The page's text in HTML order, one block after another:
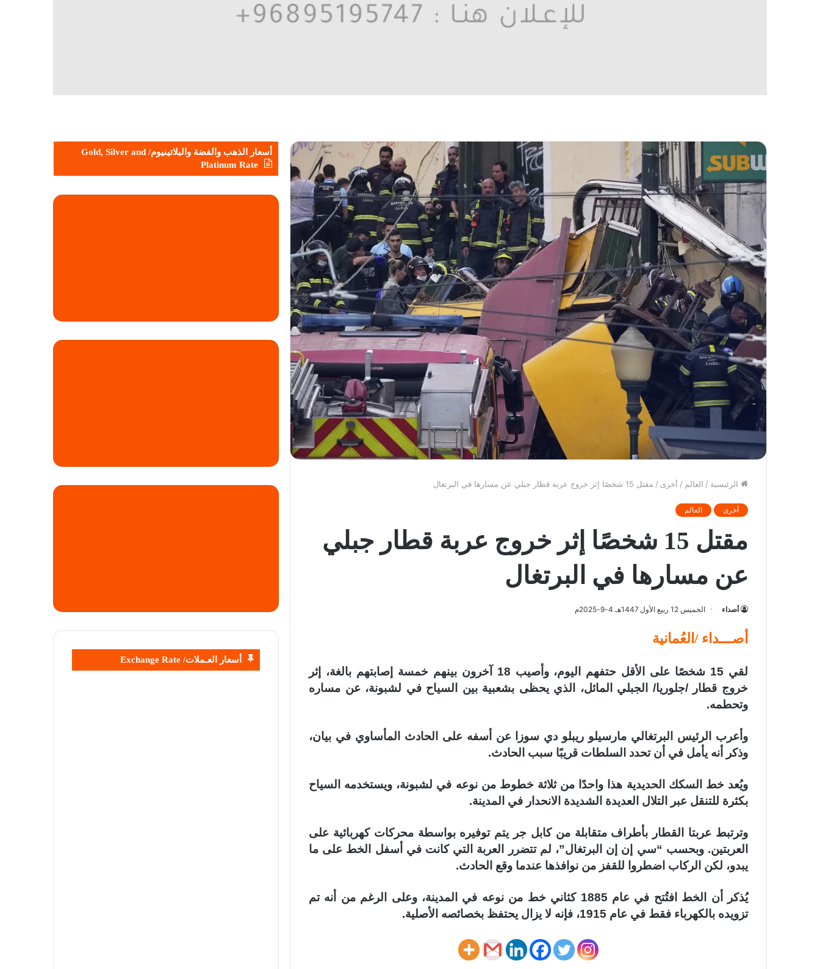
الرئيسية / العالم / أخرى / مقتل 15 شخصًا إثر خروج عربة قطار جبلي عن مسارها في البرتغال
أخرى العالم
مقتل 15 شخصًا إثر خروج عربة قطار جبلي
عن مسارها في البرتغال
أصداء الخميس 12 ربيع الأول 1447هـ 4-9-2025م
أصـــداء /العُمانية
لقي 15 شخصًا على الأقل حتفهم اليوم، وأصيب 18 آخرون بينهم خمسة إصابتهم بالغة، إثر
خروج قطار /جلوريا/ الجبلي المائل، الذي يحظى بشعبية بين السياح في لشبونة، عن مساره
وتحطمه.
وأعرب الرئيس البرتغالي مارسيلو ريبلو دي سوزا عن أسفه على الحادث المأساوي في بيان،
وذكر أنه يأمل في أن تحدد السلطات قريبًا سبب الحادث.
ويُعد خط السكك الحديدية هذا واحدًا من ثلاثة خطوط من نوعه في لشبونة، ويستخدمه السياح
بكثرة للتنقل عبر التلال العديدة الشديدة الانحدار في المدينة.
وترتبط عربتا القطار بأطراف متقابلة من كابل جر يتم توفيره بواسطة محركات كهربائية على
العربتين. وبحسب “سي إن إن البرتغال”، لم تتضرر العربة التي كانت في أسفل الخط على ما
يبدو، لكن الركاب اضطروا للقفز من نوافذها عندما وقع الحادث.
يُذكر أن الخط افتُتح في عام 1885 كثاني خط من نوعه في المدينة، وعلى الرغم من أنه تم
تزويده بالكهرباء فقط في عام 1915، فإنه لا يزال يحتفظ بخصائصه الأصلية.
أسعار الذهب والفضة والبلاتينيوم/ Gold, Silver and
Platinum Rate
أسعار العـملات/ Exchange Rate